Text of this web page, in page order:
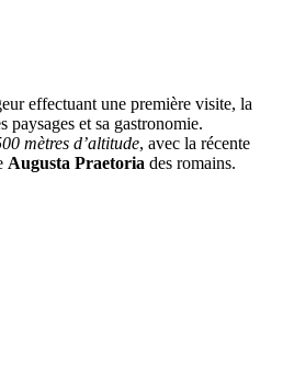
effectuant une première visite, la
et sa gastronomie.
mètres d’altitude, avec la récente
Augusta Praetoria des romains.